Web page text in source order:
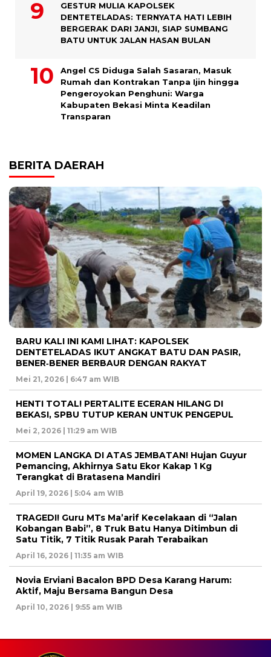
GESTUR MULIA KAPOLSEK
DENTETELADAS: TERNYATA HATI LEBIH
BERGERAK DARI JANJI, SIAP SUMBANG
BATU UNTUK JALAN HASAN BULAN
Angel CS Diduga Salah Sasaran, Masuk
Rumah dan Kontrakan Tanpa Ijin hingga
Pengeroyokan Penghuni: Warga
Kabupaten Bekasi Minta Keadilan
Transparan
BERITA DAERAH
BARU KALI INI KAMI LIHAT: KAPOLSEK
DENTETELADAS IKUT ANGKAT BATU DAN PASIR,
BENER‑BENER BERBAUR DENGAN RAKYAT
Mei 21, 2026 | 6:47 am WIB
HENTI TOTAL! PERTALITE ECERAN HILANG DI
BEKASI, SPBU TUTUP KERAN UNTUK PENGEPUL
Mei 2, 2026 | 11:29 am WIB
MOMEN LANGKA DI ATAS JEMBATAN! Hujan Guyur
Pemancing, Akhirnya Satu Ekor Kakap 1 Kg
Terangkat di Bratasena Mandiri
April 19, 2026 | 5:04 am WIB
TRAGEDI! Guru MTs Ma’arif Kecelakaan di “Jalan
Kobangan Babi”, 8 Truk Batu Hanya Ditimbun di
Satu Titik, 7 Titik Rusak Parah Terabaikan
April 16, 2026 | 11:35 am WIB
Novia Erviani Bacalon BPD Desa Karang Harum:
Aktif, Maju Bersama Bangun Desa
April 10, 2026 | 9:55 am WIB